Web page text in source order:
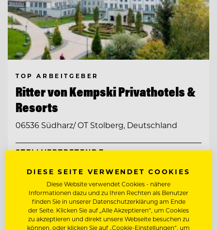
TOP ARBEITGEBER
Ritter von Kempski Privathotels &
Resorts
06536 Südharz/ OT Stolberg, Deutschland
STELLVERTRETENDE
SOUS CHEF GOURMET (M/W/D)
Entdecke alle Jobs
DIESE SEITE VERWENDET COOKIES
Diese Website verwendet Cookies - nähere
Informationen dazu und zu Ihren Rechten als Benutzer
finden Sie in unserer Datenschutzerklärung am Ende
der Seite. Klicken Sie auf „Alle Akzeptieren“, um Cookies
zu akzeptieren und direkt unsere Webseite besuchen zu
können, oder klicken Sie auf „Cookie-Einstellungen“, um